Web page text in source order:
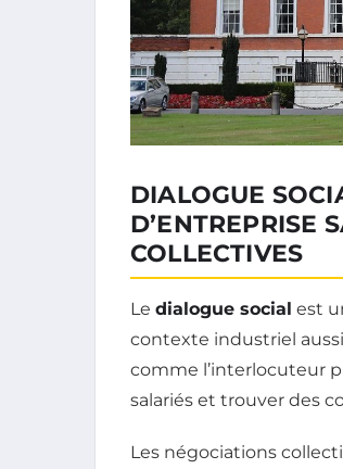
DIALOGUE
D’ENTREPRISE
COLLECTIVES
Le dialogue social est
contexte industriel
comme l’interlocuteur
salariés et trouver des
Les négociations